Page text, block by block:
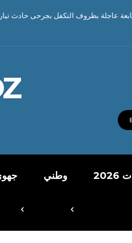
عاجلة بظروف التكفل بجرحى حادث
وطني